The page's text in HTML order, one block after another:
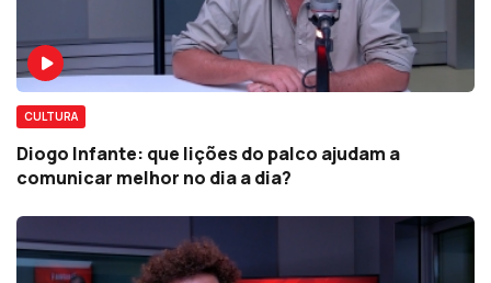
CULTURA
Diogo Infante: que lições do palco ajudam a
comunicar melhor no dia a dia?